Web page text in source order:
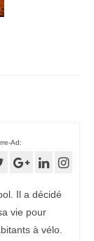
Ad:
Il a décidé
vie pour
à vélo.